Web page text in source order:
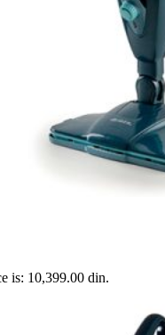
is: 10,399.00 din.